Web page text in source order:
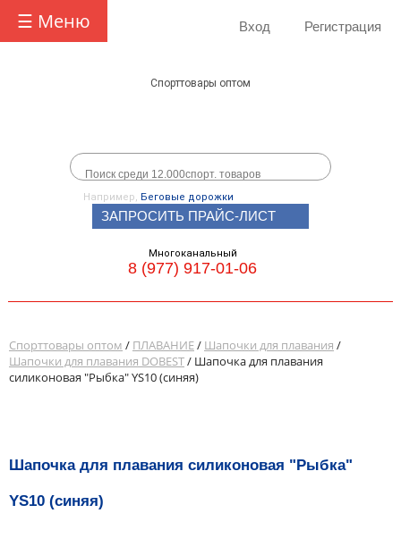
☰ Меню Вход Регистрация
Спорттовары оптом
Например, Беговые дорожки
ЗАПРОСИТЬ ПРАЙС-ЛИСТ
Многоканальный
8 (977) 917-01-06
Спорттовары оптом / ПЛАВАНИЕ/ Шапочки для плавания /
Шапочки для плавания DOBEST/ Шапочка для плавания
силиконовая "Рыбка" YS10 (синяя)
Шапочка для плавания силиконовая "Рыбка"
YS10 (синяя)